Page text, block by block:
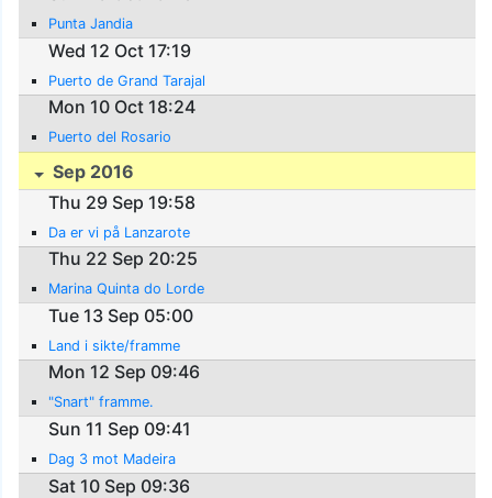
Punta Jandia
Wed 12 Oct 17:19
Puerto de Grand Tarajal
Mon 10 Oct 18:24
Puerto del Rosario
Sep 2016
Thu 29 Sep 19:58
Da er vi på Lanzarote
Thu 22 Sep 20:25
Marina Quinta do Lorde
Tue 13 Sep 05:00
Land i sikte/framme
Mon 12 Sep 09:46
"Snart" framme.
Sun 11 Sep 09:41
Dag 3 mot Madeira
Sat 10 Sep 09:36